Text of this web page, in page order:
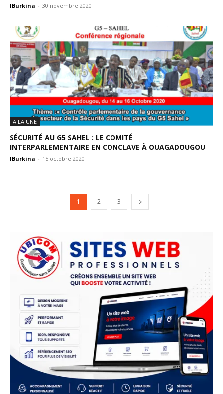
IBurkina - 30 novembre 2020
A LA UNE
SÉCURITÉ AU G5 SAHEL : LE COMITÉ
INTERPARLEMENTAIRE EN CONCLAVE À OUAGADOUGOU
IBurkina - 15 octobre 2020
1 2 3